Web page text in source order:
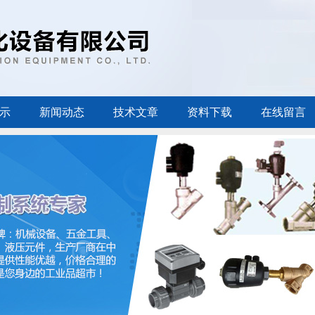
新闻动态 技术文章 资料下载 在线留言